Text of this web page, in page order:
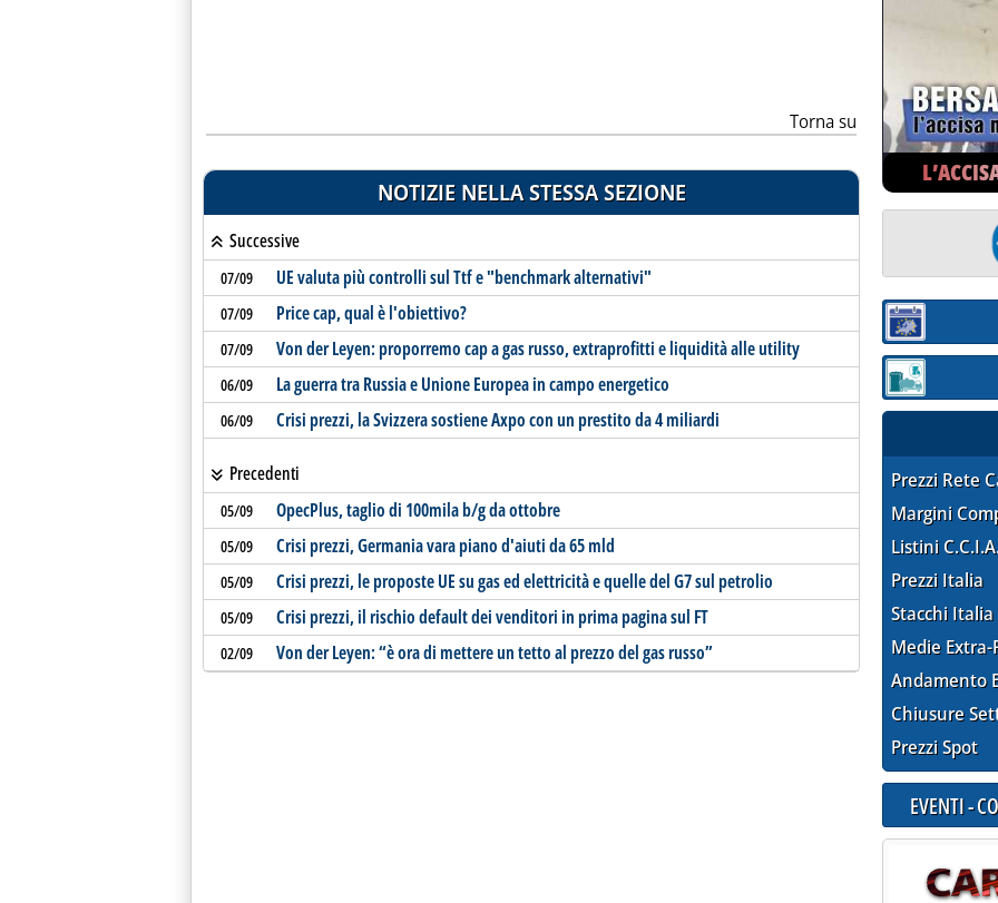
Torna su
NOTIZIE NELLA STESSA SEZIONE
Successive
07/09 UE valuta più controlli sul Ttf e "benchmark alternativi"
07/09 Price cap, qual è l'obiettivo?
07/09 Von der Leyen: proporremo cap a gas russo, extraprofitti e liquidità alle utility
06/09 La guerra tra Russia e Unione Europea in campo energetico
06/09 Crisi prezzi, la Svizzera sostiene Axpo con un prestito da 4 miliardi
Precedenti
05/09 OpecPlus, taglio di 100mila b/g da ottobre
05/09 Crisi prezzi, Germania vara piano d'aiuti da 65 mld
05/09 Crisi prezzi, le proposte UE su gas ed elettricità e quelle del G7 sul petrolio
05/09 Crisi prezzi, il rischio default dei venditori in prima pagina sul FT
02/09 Von der Leyen: “è ora di mettere un tetto al prezzo del gas russo”
Sezione:
Sezione:
Prezzi Rete
Margini
Listini
Prezzi Italia
Stacchi Italia
Medie Extra-
Andamento
Chiusure
Prezzi Spot
EVENTI -